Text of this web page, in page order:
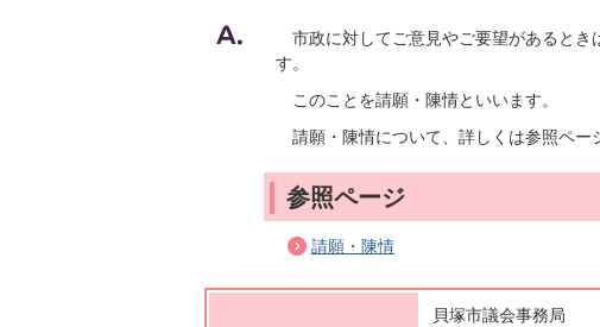
市政に対してご意見やご要望があるとき
す。
このことを請願・陳情といいます。
請願・陳情について、詳しくは参照ペー
参照ページ
請願・陳情
貝塚市議会事務局